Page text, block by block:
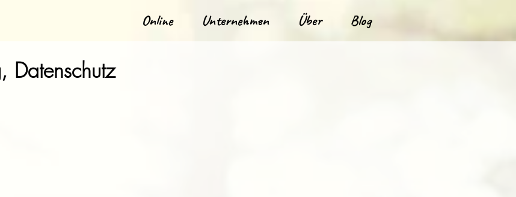
Online Unternehmen Über Blog
Datenschutz